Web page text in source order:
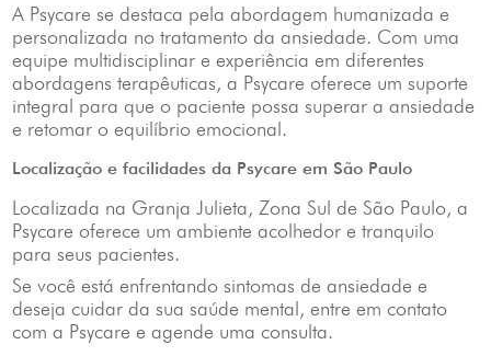
A Psycare se destaca pela abordagem humanizada e
personalizada no tratamento da ansiedade. Com uma
equipe multidisciplinar e experiência em diferentes
abordagens terapêuticas, a Psycare oferece um suporte
integral para que o paciente possa superar a ansiedade
e retomar o equilíbrio emocional.
Localização e facilidades da Psycare em São Paulo
Localizada na Granja Julieta, Zona Sul de São Paulo, a
Psycare oferece um ambiente acolhedor e tranquilo
para seus pacientes.
Se você está enfrentando sintomas de ansiedade e
deseja cuidar da sua saúde mental, entre em contato
com a Psycare e agende uma consulta.